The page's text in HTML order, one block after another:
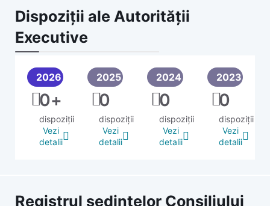
Dispoziții ale Autorității
Executive
2026
dispoziții
0+
Vezi
detalii
2025
dispoziții
0
Vezi
detalii
2024
dispoziții
0
Vezi
detalii
2023
dispoziții
0
Vezi
detalii
Registrul ședințelor Consiliului